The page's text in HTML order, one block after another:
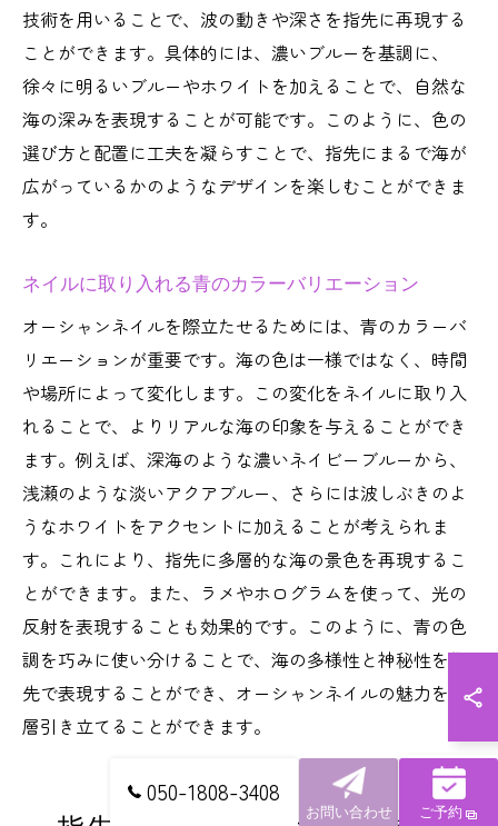
技術を用いることで、波の動きや深さを指先に再現する
ことができます。具体的には、濃いブルーを基調に、
徐々に明るいブルーやホワイトを加えることで、自然な
海の深みを表現することが可能です。このように、色の
選び方と配置に工夫を凝らすことで、指先にまるで海が
広がっているかのようなデザインを楽しむことができま
す。
ネイルに取り入れる青のカラーバリエーション
オーシャンネイルを際立たせるためには、青のカラーバ
リエーションが重要です。海の色は一様ではなく、時間
や場所によって変化します。この変化をネイルに取り入
れることで、よりリアルな海の印象を与えることができ
ます。例えば、深海のような濃いネイビーブルーから、
浅瀬のような淡いアクアブルー、さらには波しぶきのよ
うなホワイトをアクセントに加えることが考えられま
す。これにより、指先に多層的な海の景色を再現するこ
とができます。また、ラメやホログラムを使って、光の
反射を表現することも効果的です。このように、青の色
調を巧みに使い分けることで、海の多様性と神秘性を指
先で表現することができ、オーシャンネイルの魅力を一
層引き立てることができます。
050-1808-3408
お問い合わせ ご予約